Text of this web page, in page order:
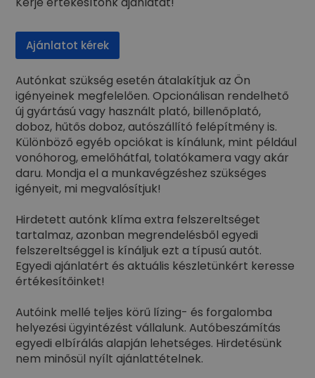
Ajánlatot kérek
Autónkat szükség esetén átalakítjuk az Ön
igényeinek megfelelően. Opcionálisan rendelhető
új gyártású vagy használt plató, billenőplató,
doboz, hűtős doboz, autószállító felépítmény is.
Különböző egyéb opciókat is kínálunk, mint például
vonóhorog, emelőhátfal, tolatókamera vagy akár
daru. Mondja el a munkavégzéshez szükséges
igényeit, mi megvalósítjuk!
Hirdetett autónk klíma extra felszereltséget
tartalmaz, azonban megrendelésből egyedi
felszereltséggel is kínáljuk ezt a típusú autót.
Egyedi ajánlatért és aktuális készletünkért keresse
értékesítőinket!
Autóink mellé teljes körű lízing- és forgalomba
helyezési ügyintézést vállalunk. Autóbeszámítás
egyedi elbírálás alapján lehetséges. Hirdetésünk
nem minősül nyílt ajánlattételnek.